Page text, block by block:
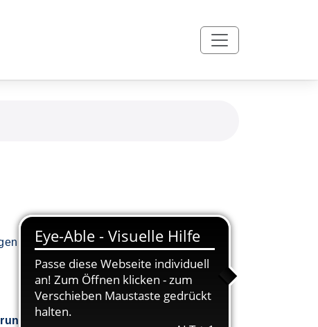
Informationen für Teilnehmende zur